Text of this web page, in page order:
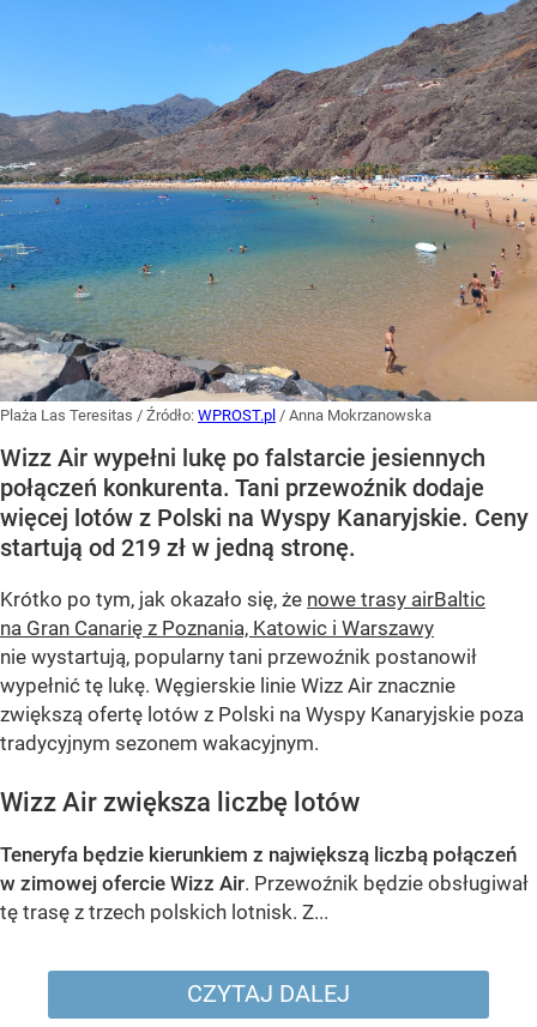
Plaża Las Teresitas / Źródło: WPROST.pl / Anna Mokrzanowska
Wizz Air wypełni lukę po falstarcie jesiennych
połączeń konkurenta. Tani przewoźnik dodaje
więcej lotów z Polski na Wyspy Kanaryjskie. Ceny
startują od 219 zł w jedną stronę.
Krótko po tym, jak okazało się, że nowe trasy airBaltic
na Gran Canarię z Poznania, Katowic i Warszawy
nie wystartują, popularny tani przewoźnik postanowił
wypełnić tę lukę. Węgierskie linie Wizz Air znacznie
zwiększą ofertę lotów z Polski na Wyspy Kanaryjskie poza
tradycyjnym sezonem wakacyjnym.
Wizz Air zwiększa liczbę lotów
Teneryfa będzie kierunkiem z największą liczbą połączeń
w zimowej ofercie Wizz Air. Przewoźnik będzie obsługiwał
tę trasę z trzech polskich lotnisk. Z...
CZYTAJ DALEJ